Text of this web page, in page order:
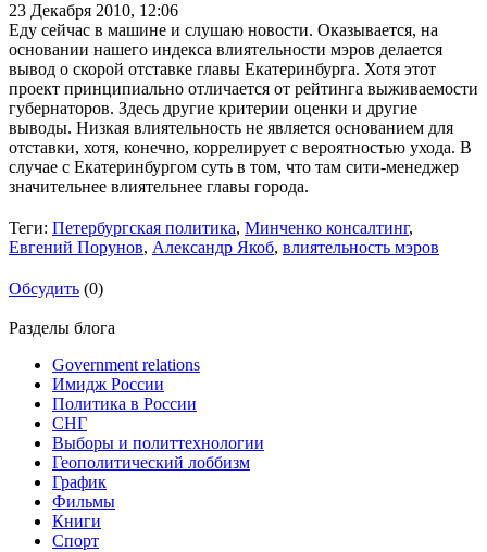
23 Декабря 2010, 12:06
Еду сейчас в машине и слушаю новости. Оказывается, на
основании нашего индекса влиятельности мэров делается
вывод о скорой отставке главы Екатеринбурга. Хотя этот
проект принципиально отличается от рейтинга выживаемости
губернаторов. Здесь другие критерии оценки и другие
выводы. Низкая влиятельность не является основанием для
отставки, хотя, конечно, коррелирует с вероятностью ухода. В
случае с Екатеринбургом суть в том, что там сити-менеджер
значительнее влиятельнее главы города.
Теги: Петербургская политика, Минченко консалтинг,
Евгений Порунов, Александр Якоб, влиятельность мэров
Обсудить (0)
Разделы блога
Government relations
Имидж России
Политика в России
СНГ
Выборы и политтехнологии
Геополитический лоббизм
График
Фильмы
Книги
Спорт